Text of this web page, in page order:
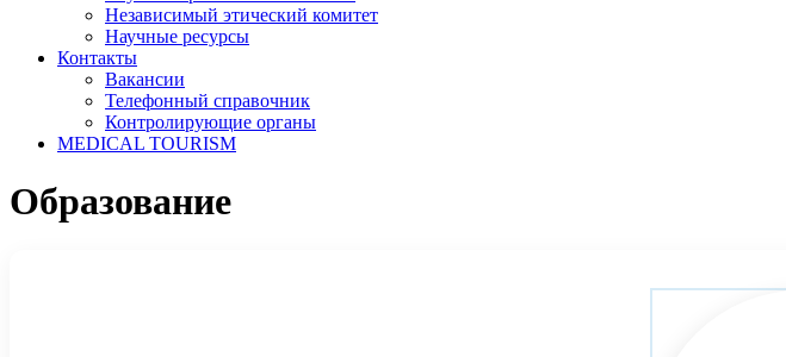
Независимый этический комитет
Научные ресурсы
Контакты
Вакансии
Телефонный справочник
Контролирующие органы
MEDICAL TOURISM
Образование